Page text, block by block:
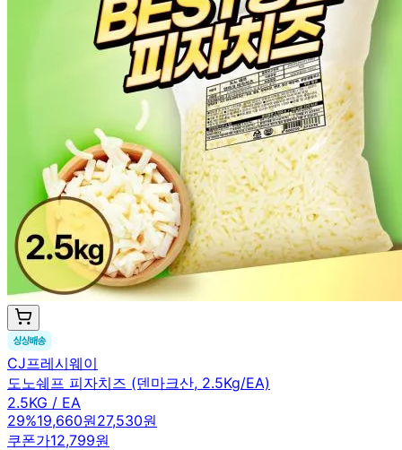
CJ프레시웨이
도노쉐프 피자치즈 (덴마크산, 2.5Kg/EA)
2.5KG / EA
29%19,660원27,530원
쿠폰가12,799원